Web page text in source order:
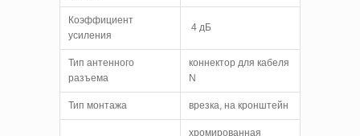
Коэффициент
усиления
4 дБ
Тип антенного
разъема
коннектор для кабеля
N
Тип монтажа врезка, на кронштейн
хромированная